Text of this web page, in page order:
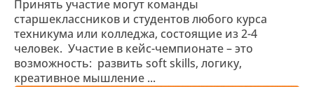
Принять участие могут команды
старшеклассников и студентов любого курса
техникума или колледжа, состоящие из 2-4
человек. Участие в кейс-чемпионате – это
возможность: развить soft skills, логику,
креативное мышление ...